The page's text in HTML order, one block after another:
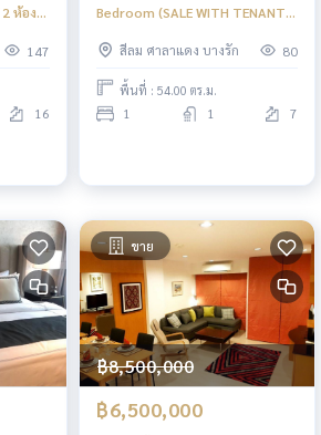
ห้อง
147
16
Bedroom (SALE WITH TENANT),
นอน (ขายพร้อมผู้เช่า) NES006
สีลม ศาลาแดง บางรัก 80
พื้นที่ : 54.00 ตร.ม.
1 1 7
ขาย
฿8,500,000
฿6,500,000